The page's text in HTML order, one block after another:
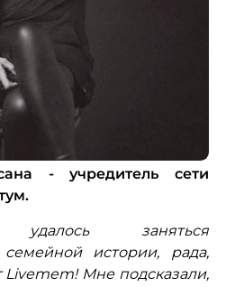
- учредитель сети
удалось заняться
семейной истории, рада,
Livemem! Мне подсказали,